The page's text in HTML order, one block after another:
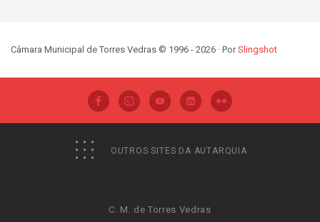
Câmara Municipal de Torres Vedras © 1996 - 2026 · PorSlingshot
OUTROS SITES DA AUTARQUIA
C. M. de Torres Vedras